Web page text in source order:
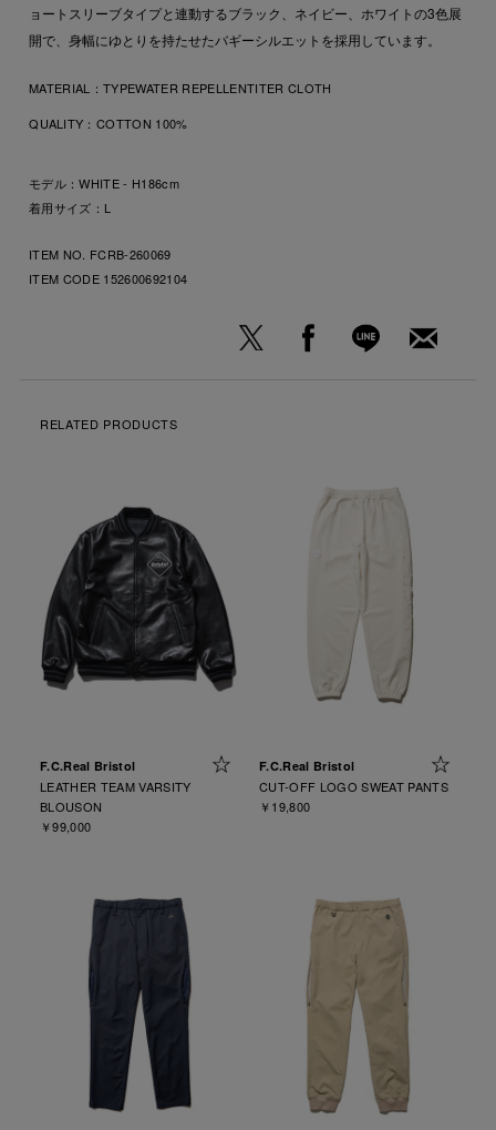
ョートスリーブタイプと連動するブラック、ネイビー、ホワイトの3色展
開で、身幅にゆとりを持たせたバギーシルエットを採用しています。
MATERIAL： TYPEWATER REPELLENTITER CLOTH
QUALITY： COTTON 100%
モデル：WHITE - H186cm
着用サイズ：L
ITEM NO. FCRB-260069
ITEM CODE 152600692104
RELATED PRODUCTS
F.C.Real Bristol
LEATHER TEAM VARSITY
BLOUSON
￥99,000
F.C.Real Bristol
CUT-OFF LOGO SWEAT PANTS
￥19,800